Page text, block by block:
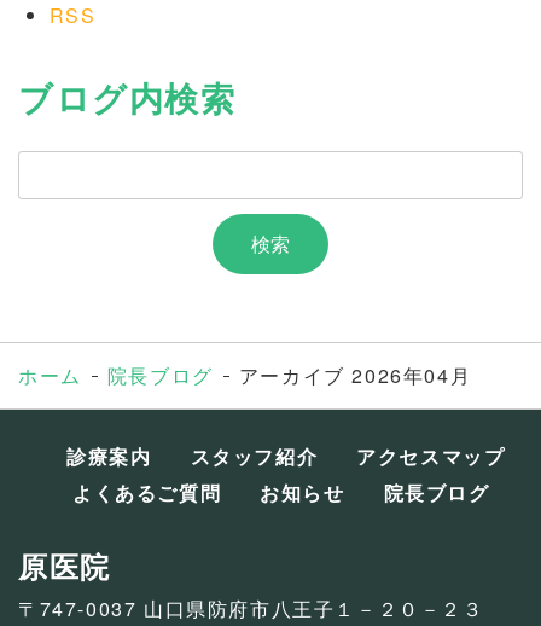
RSS
ブログ内検索
ホーム 院長ブログ アーカイブ 2026年04月
診療案内 スタッフ紹介
アクセスマップ
よくあるご質問
お知らせ 院長ブログ
原医院
〒747-0037 山口県防府市八王子１－２０－２３